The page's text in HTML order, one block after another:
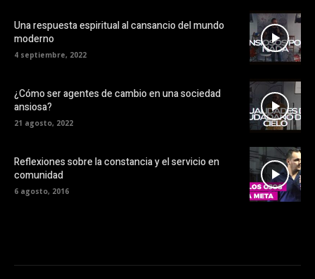
Una respuesta espiritual al cansancio del mundo
moderno
4 septiembre, 2022
¿Cómo ser agentes de cambio en una sociedad
ansiosa?
21 agosto, 2022
Reflexiones sobre la constancia y el servicio en
comunidad
6 agosto, 2016